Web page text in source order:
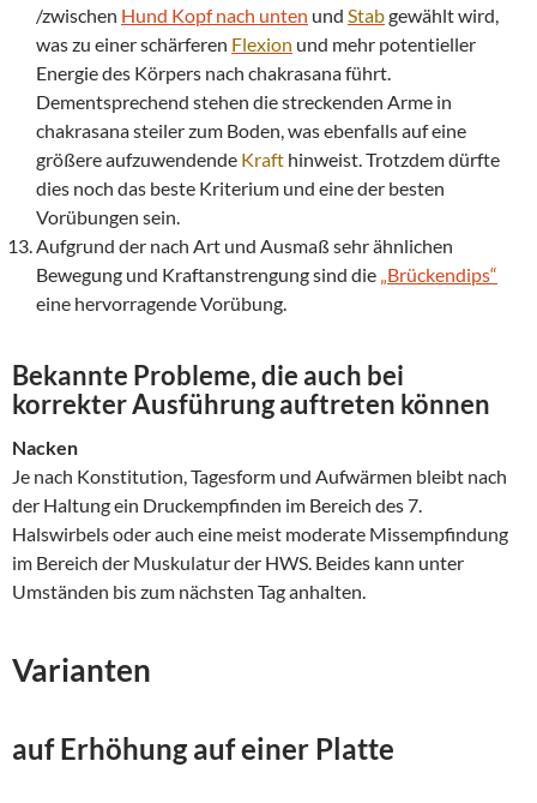
/zwischen Hund Kopf nach unten und Stabgewählt wird,
was zu einer schärferen Flexion und mehr potentieller
Energie des Körpers nach chakrasana führt.
Dementsprechend stehen die streckenden Arme in
chakrasana steiler zum Boden, was ebenfalls auf eine
größere aufzuwendende Kraft hinweist. Trotzdem dürfte
dies noch das beste Kriterium und eine der besten
Vorübungen sein.
Aufgrund der nach Art und Ausmaß sehr ähnlichen
Bewegung und Kraftanstrengung sind die „Brückendips“
eine hervorragende Vorübung.
Bekannte Probleme, die auch bei
korrekter Ausführung auftreten können
Nacken
Je nach Konstitution, Tagesform und Aufwärmen bleibt nach
der Haltung ein Druckempfinden im Bereich des 7.
Halswirbels oder auch eine meist moderate Missempfindung
im Bereich der Muskulatur der HWS. Beides kann unter
Umständen bis zum nächsten Tag anhalten.
Varianten
auf Erhöhung auf einer Platte